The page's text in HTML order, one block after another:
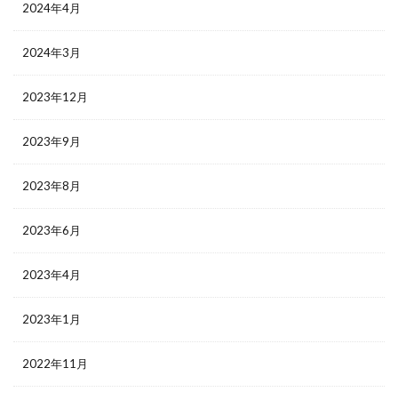
2024年4月
2024年3月
2023年12月
2023年9月
2023年8月
2023年6月
2023年4月
2023年1月
2022年11月